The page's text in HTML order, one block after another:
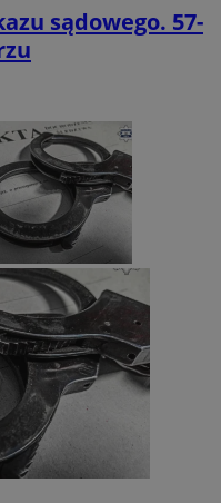
sądowego. 57-